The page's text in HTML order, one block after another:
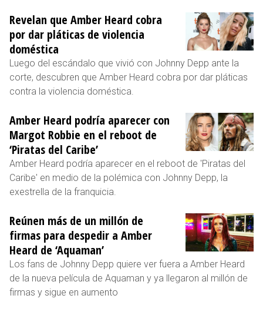
Revelan que Amber Heard cobra
por dar pláticas de violencia
doméstica
Luego del escándalo que vivió con Johnny Depp ante la
corte, descubren que Amber Heard cobra por dar pláticas
contra la violencia doméstica.
Amber Heard podría aparecer con
Margot Robbie en el reboot de
‘Piratas del Caribe’
Amber Heard podría aparecer en el reboot de 'Piratas del
Caribe' en medio de la polémica con Johnny Depp, la
exestrella de la franquicia.
Reúnen más de un millón de
firmas para despedir a Amber
Heard de ‘Aquaman’
Los fans de Johnny Depp quiere ver fuera a Amber Heard
de la nueva película de Aquaman y ya llegaron al millón de
firmas y sigue en aumento